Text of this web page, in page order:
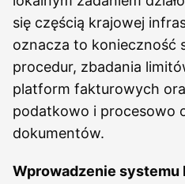
się częścią krajowej
oznacza to konieczność
procedur, zbadania
platform fakturowych
podatkowo i procesowo
dokumentów.
Wprowadzenie systemu